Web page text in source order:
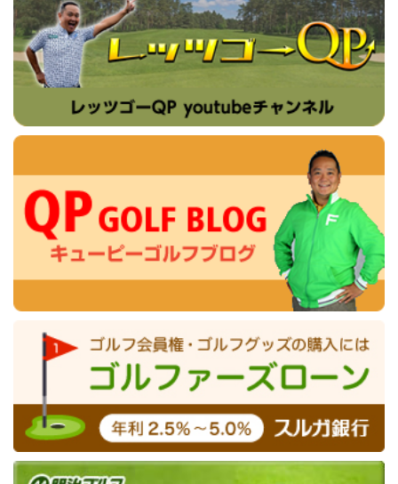
2026-03-04
プレステージCCの年会費改定について
2026-03-04
PGM富岡CCサウスコースの年会費改定について
2026-03-04
PGM富岡CCノースコースの年会費改定について
2026-02-27
猿島CCの年会費改定について
2026-02-27
アゼリアヒルズCCの年会費改定について
2026-02-27
津久井湖ゴルフ俱楽部の紹介者について
入間カントリー倶楽部、名義書換再開、名義書
2026-02-24
多摩カントリークラブ、同一法人内名義書換料
改定。
2026-02-24
太平洋クラブ、名義変更期間延長。
2026-02-19
大利根CCの「平日会員新規募集」について
浜野ゴルフクラブ女性会員の定員数増枠につい
2026-02-13
リバーサイドフェニックスGCのプレミアム会員
2026-02-05
天城高原Gコースの一時休場について
大宮CCの年会費改定について
2026-01-28
唐沢GCの年会費改定について
2026-01-27
房総カントリークラブ、名義書換料減額キャン
ペーン終了。
2026-01-21
カントリークラブ ザ・レイクスの名義変更料改
定について
今回は名門の中の名門、小金井ＣＣでプレーして
きました。 都内の閑静な住宅地にこの様な素晴ら
しいゴルフ場が存在する事。それだけでも価値が
高い中、コースそし...小金井カントリー倶楽部の
石坂ゴルフ倶楽部
ことになり「石坂ゴルフクラブ」へやってきまし
た！ クラブハウスまでは何度か来たことがありま
石坂ゴルフ倶楽部の続きを
見る
大浅間ゴルフクラブ
今回は長野県内では屈指の名門コース、大浅間GC
でプレーしてきました。 プレーは７月の暑い時
期。 避暑地でのゴルフは滝の様に流れる汗と、不
を見る
龍ケ崎カントリー倶楽部
今回は井上誠一の名作と言われる龍ケ崎CCでプレ
ーしてきました。 龍ケ崎CCと言えば個人的に脳裏
本オープンでのジ...龍ケ崎カントリー倶楽部の続